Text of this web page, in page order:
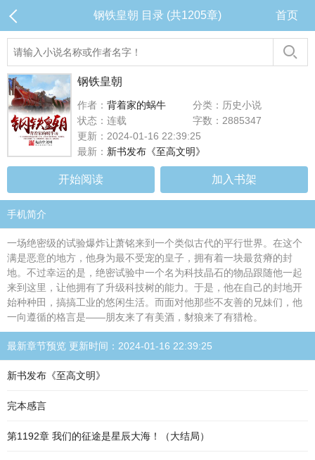
钢铁皇朝 目录 (共1205章) 首页
钢铁皇朝
作者： 背着家的蜗牛
分类：历史小说
状态：连载
字数：2885347
更新：2024-01-16 22:39:25
最新： 新书发布《至高文明》
开始阅读 加入书架
手机简介
一场绝密级的试验爆炸让萧铭来到一个类似古代的平行世界。在这个
满是恶意的地方，他身为最不受宠的皇子，拥有着一块最贫瘠的封
地。不过幸运的是，绝密试验中一个名为科技晶石的物品跟随他一起
来到这里，让他拥有了升级科技树的能力。于是，他在自己的封地开
始种种田，搞搞工业的悠闲生活。而面对他那些不友善的兄妹们，他
一向遵循的格言是——朋友来了有美酒，豺狼来了有猎枪。
最新章节预览 更新时间：2024-01-16 22:39:25
新书发布《至高文明》
完本感言
第1192章 我们的征途是星辰大海！（大结局）